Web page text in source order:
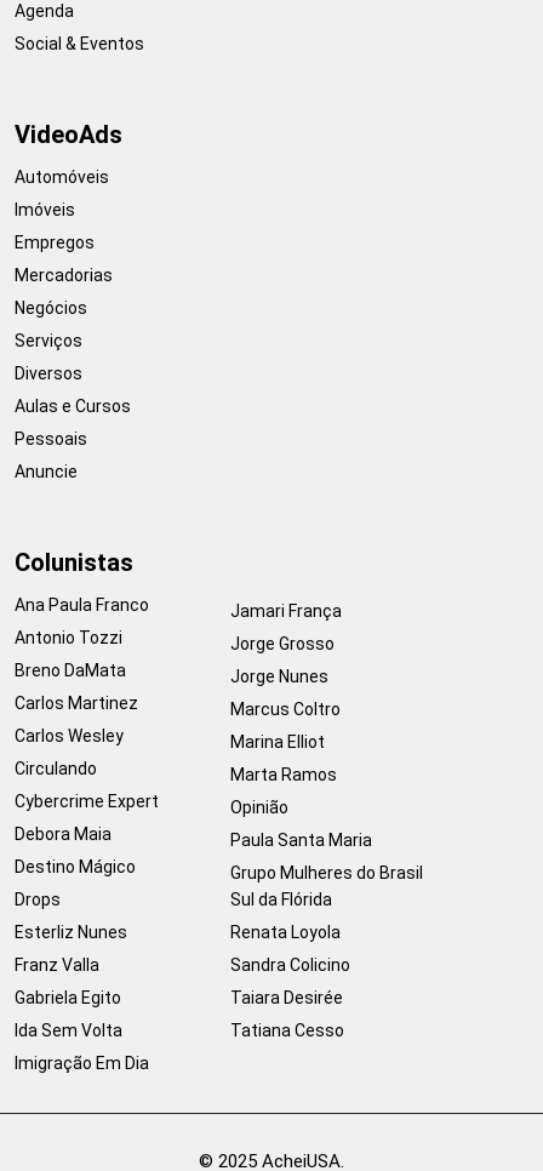
Agenda
Social & Eventos
VideoAds
Automóveis
Imóveis
Empregos
Mercadorias
Negócios
Serviços
Diversos
Aulas e Cursos
Pessoais
Anuncie
Colunistas
Ana Paula Franco
Antonio Tozzi
Breno DaMata
Carlos Martinez
Carlos Wesley
Circulando
Cybercrime Expert
Debora Maia
Destino Mágico
Drops
Esterliz Nunes
Franz Valla
Gabriela Egito
Ida Sem Volta
Imigração Em Dia
Jamari França
Jorge Grosso
Jorge Nunes
Marcus Coltro
Marina Elliot
Marta Ramos
Opinião
Paula Santa Maria
Grupo Mulheres do Brasil
Sul da Flórida
Renata Loyola
Sandra Colicino
Taiara Desirée
Tatiana Cesso
© 2025 AcheiUSA.